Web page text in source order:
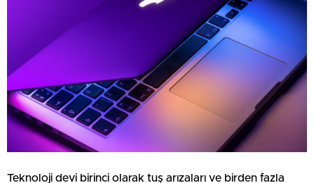
Teknoloji devi birinci olarak tuş arızaları ve birden fazla